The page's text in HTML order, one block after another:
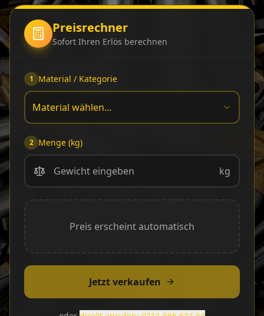
Preisrechner
Sofort Ihren Erlös berechnen
1 Material / Kategorie
Material wählen...
2 Menge (kg)
kg
Preis erscheint automatisch
Jetzt verkaufen